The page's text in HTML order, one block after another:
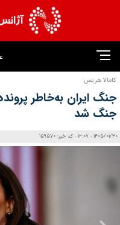
کامالا هریس:
جنگ ایران به‌خاطر
جنگ شد
1405/01/30 - 12:07 - کد خبر: 159570